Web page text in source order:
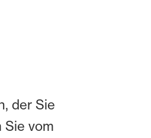
der Sie
Sie vom